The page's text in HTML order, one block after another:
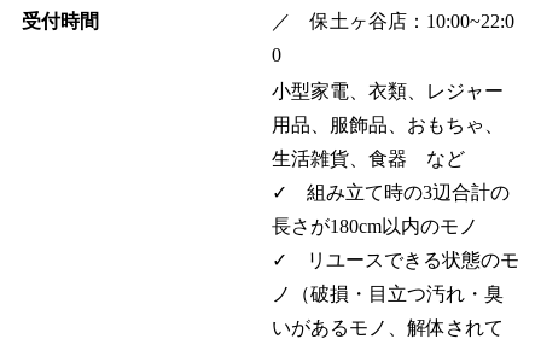
受付時間
／ 保土ヶ谷店：10:00~22:0
0
小型家電、衣類、レジャー
用品、服飾品、おもちゃ、
生活雑貨、食器 など
✓ 組み立て時の3辺合計の
長さが180cm以内のモノ
✓ リユースできる状態のモ
ノ（破損・目立つ汚れ・臭
いがあるモノ、解体されて